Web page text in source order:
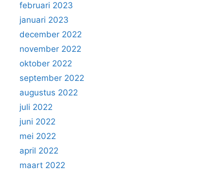
februari 2023
januari 2023
december 2022
november 2022
oktober 2022
september 2022
augustus 2022
juli 2022
juni 2022
mei 2022
april 2022
maart 2022